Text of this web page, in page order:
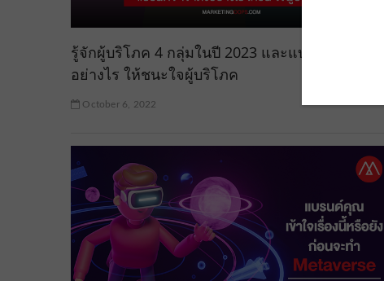
รู้จักผู้บริโภค 4 กลุ่มในปี 2023 และแบรนด์จะเข้าถึง
อย่างไร ให้ชนะใจผู้บริโภค
October 6, 2022